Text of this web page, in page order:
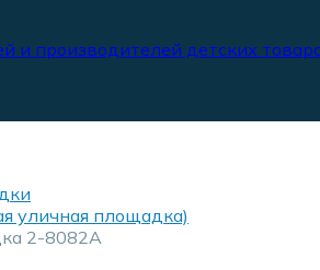
и производителей детских
уличная площадка)
2-8082A